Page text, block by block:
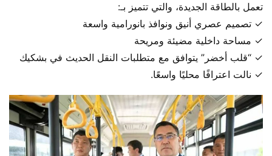
تعمل بالطاقة الجديدة، والتي تتميز بـ:
✓ تصميم عصري أنيق ونوافذ بانورامية واسعة
✓ مساحة داخلية مضيئة ومريحة
✓ “قلب أخضر” يتوافق مع متطلبات النقل الحديث في بشكيك
✓ نالت اعترافًا محليًا واسعًا.